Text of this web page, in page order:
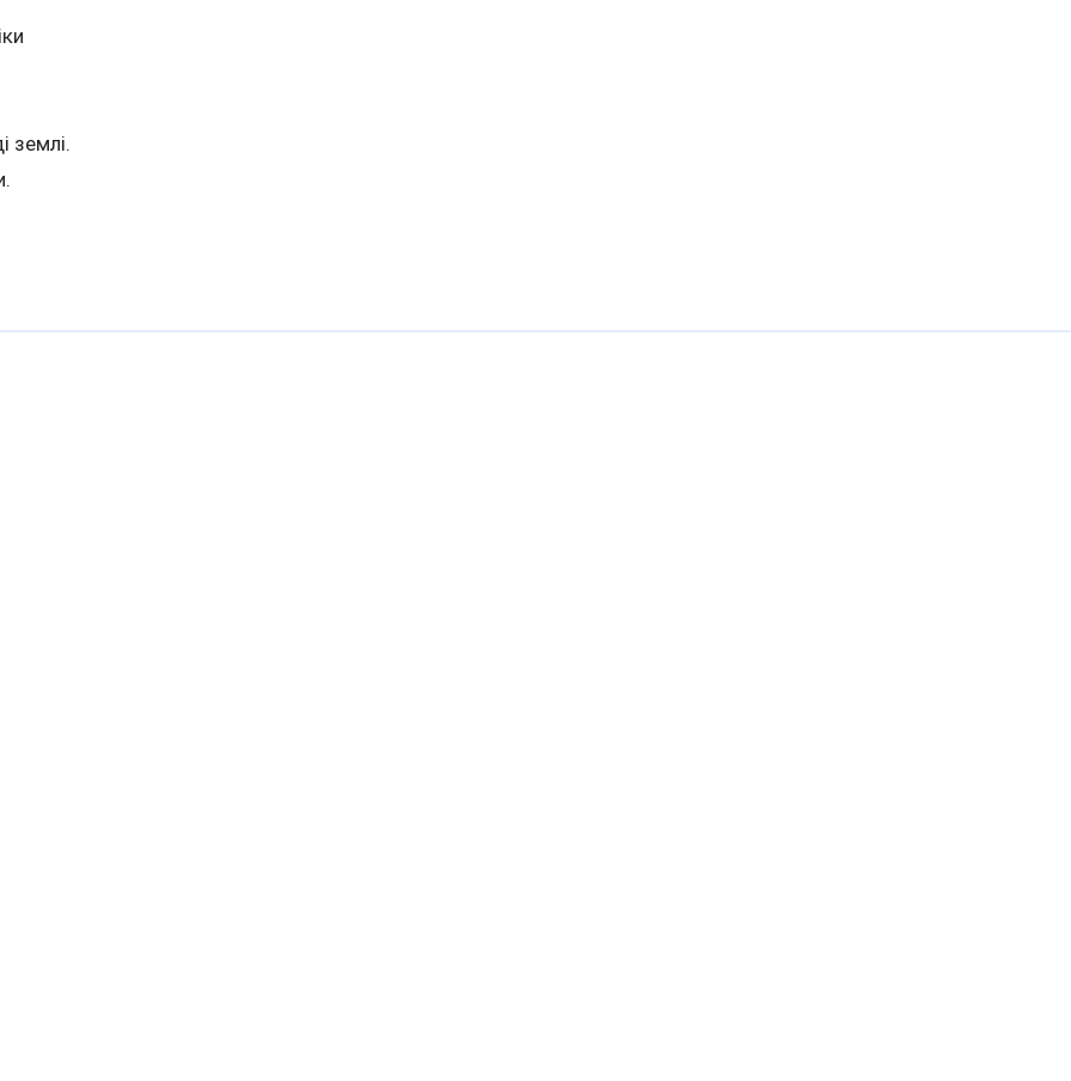
землі.
виробництвом борошно-круп’яної продукції ТОВ «Бердичівський елеватор»